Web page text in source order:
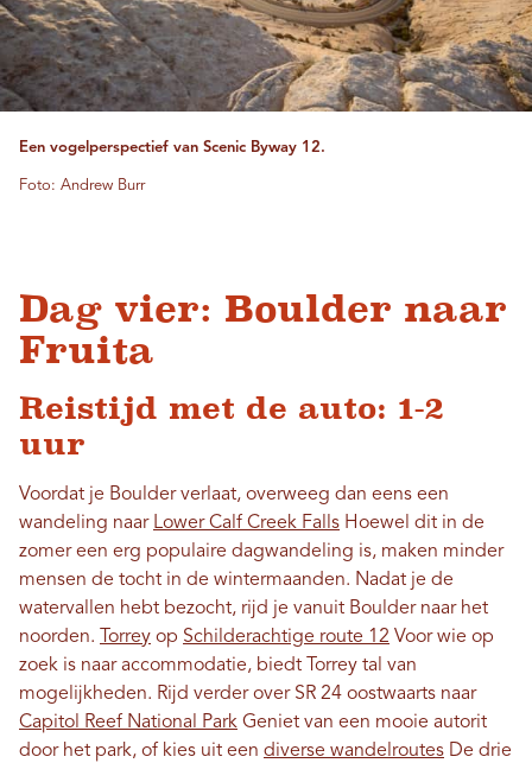
Een vogelperspectief van Scenic Byway 12.
Foto: Andrew Burr
Dag vier: Boulder naar
Fruita
Reistijd met de auto: 1-2
uur
Voordat je Boulder verlaat, overweeg dan eens een
wandeling naar Lower Calf Creek Falls Hoewel dit in de
zomer een erg populaire dagwandeling is, maken minder
mensen de tocht in de wintermaanden. Nadat je de
watervallen hebt bezocht, rijd je vanuit Boulder naar het
noorden.
Torrey op Schilderachtige route 12 Voor wie op
zoek is naar accommodatie, biedt Torrey tal van
mogelijkheden. Rijd verder over SR 24 oostwaarts naar
Capitol Reef National Park Geniet van een mooie autorit
door het park, of kies uit een diverse wandelroutes De drie